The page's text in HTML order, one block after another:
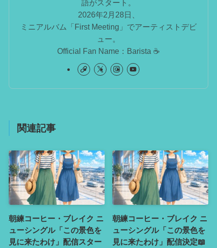
語がスタート。
2026年2月28日、
ミニアルバム「First Meeting」でアーティストデビ
ュー。
Official Fan Name：Barista ☕️
関連記事
朝練コーヒー・ブレイク ニ
ューシングル「この景色を
見に来たわけ」配信スター
朝練コーヒー・ブレイク ニ
ューシングル「この景色を
見に来たわけ」配信決定📖